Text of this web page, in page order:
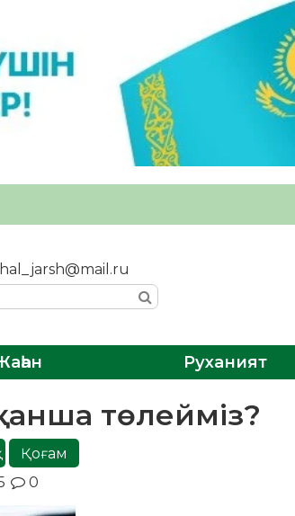
Руханият
төлейміз?
Қоғам
0